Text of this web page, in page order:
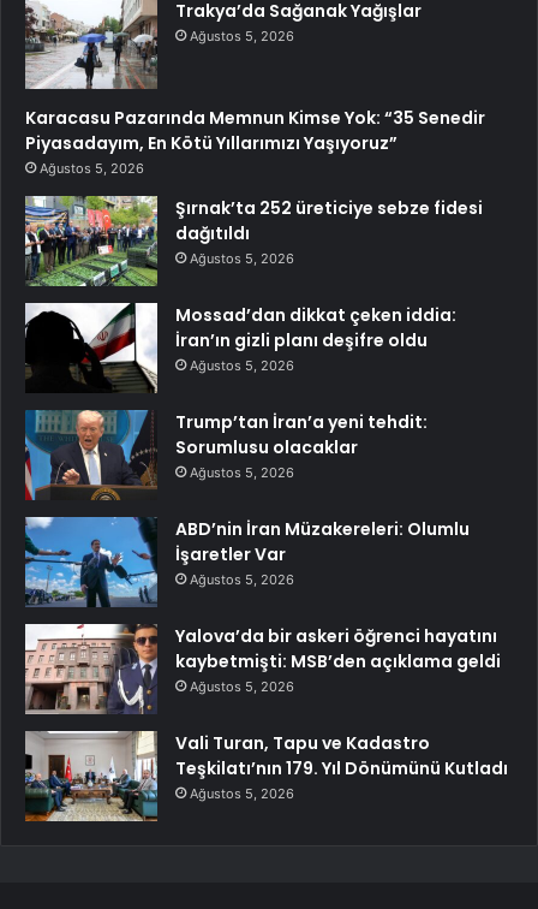
Trakya’da Sağanak Yağışlar
Ağustos 5, 2026
Karacasu Pazarında Memnun Kimse Yok: “35 Senedir
Piyasadayım, En Kötü Yıllarımızı Yaşıyoruz”
Ağustos 5, 2026
Şırnak’ta 252 üreticiye sebze fidesi
dağıtıldı
Ağustos 5, 2026
Mossad’dan dikkat çeken iddia:
İran’ın gizli planı deşifre oldu
Ağustos 5, 2026
Trump’tan İran’a yeni tehdit:
Sorumlusu olacaklar
Ağustos 5, 2026
ABD’nin İran Müzakereleri: Olumlu
İşaretler Var
Ağustos 5, 2026
Yalova’da bir askeri öğrenci hayatını
kaybetmişti: MSB’den açıklama geldi
Ağustos 5, 2026
Vali Turan, Tapu ve Kadastro
Teşkilatı’nın 179. Yıl Dönümünü Kutladı
Ağustos 5, 2026